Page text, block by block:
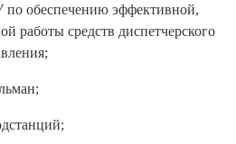
обеспечению эффективной,
работы средств диспетчерского